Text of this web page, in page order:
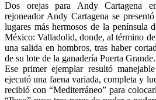
Dos orejas para Andy Cartagena
rejoneador Andy Cartagena se
lugares más hermosos de la península
México: Valladolid, donde, al término
una salida en hombros, tras haber
de su lote de la ganadería Puerta Grande.
Ese primer ejemplar resultó
ejecutó una faena variada, completa y
recibió con “Mediterráneo” para